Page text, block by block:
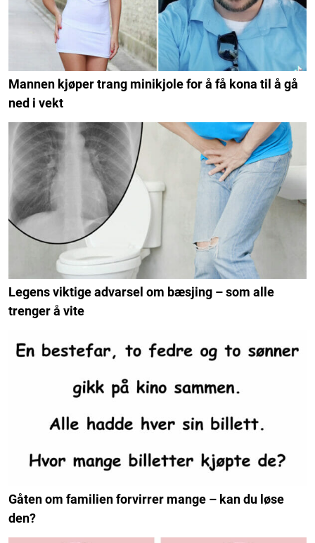
Mannen kjøper trang minikjole for å få kona til å gå
ned i vekt
Legens viktige advarsel om bæsjing – som alle
trenger å vite
Gåten om familien forvirrer mange – kan du løse
den?